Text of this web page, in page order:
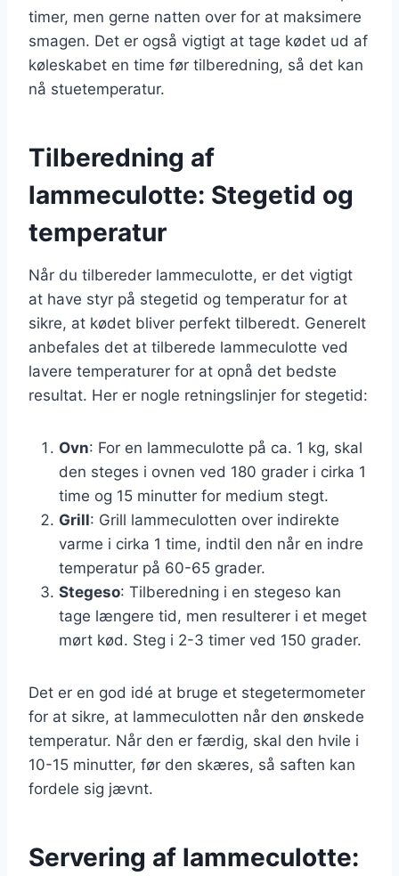
timer, men gerne natten over for at maksimere
smagen. Det er også vigtigt at tage kødet ud af
køleskabet en time før tilberedning, så det kan
nå stuetemperatur.
Tilberedning af
lammeculotte: Stegetid og
temperatur
Når du tilbereder lammeculotte, er det vigtigt
at have styr på stegetid og temperatur for at
sikre, at kødet bliver perfekt tilberedt. Generelt
anbefales det at tilberede lammeculotte ved
lavere temperaturer for at opnå det bedste
resultat. Her er nogle retningslinjer for stegetid:
Ovn: For en lammeculotte på ca. 1 kg, skal
den steges i ovnen ved 180 grader i cirka 1
time og 15 minutter for medium stegt.
Grill: Grill lammeculotten over indirekte
varme i cirka 1 time, indtil den når en indre
temperatur på 60-65 grader.
Stegeso: Tilberedning i en stegeso kan
tage længere tid, men resulterer i et meget
mørt kød. Steg i 2-3 timer ved 150 grader.
Det er en god idé at bruge et stegetermometer
for at sikre, at lammeculotten når den ønskede
temperatur. Når den er færdig, skal den hvile i
10-15 minutter, før den skæres, så saften kan
fordele sig jævnt.
Servering af lammeculotte: